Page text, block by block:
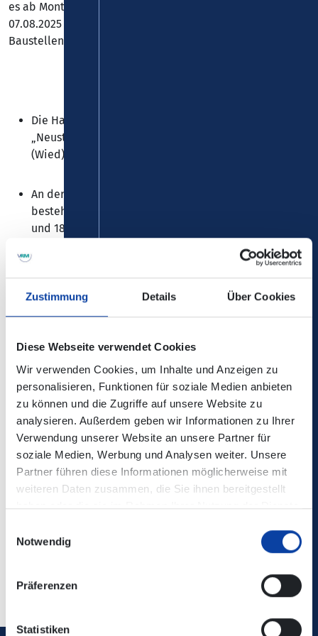
Zustimmung Details Über Cookies
Diese Webseite verwendet Cookies
Wir verwenden Cookies, um Inhalte und Anzeigen zu
personalisieren, Funktionen für soziale Medien anbieten
zu können und die Zugriffe auf unsere Website zu
analysieren. Außerdem geben wir Informationen zu Ihrer
Verwendung unserer Website an unsere Partner für
soziale Medien, Werbung und Analysen weiter. Unsere
Partner führen diese Informationen möglicherweise mit
weiteren Daten zusammen, die Sie ihnen bereitgestellt
haben oder die sie im Rahmen Ihrer Nutzung der Dienste
Notwendig
Präferenzen
Statistiken
es ab Montag, 28.07., bis einschließlich Donnerstag,
07.08.2025 zu Einschränkungen bei der
Baustellenfahrplan (siehe Dateianhang).
Die Haltestellen „Neustadt (Wied), Schulzentrum“,
„Neustadt (Wied), Margarita-Platz“ und „Neustadt
(Wied)-Panau, Wiedtalstraße“ werden bedient.
An der Haltestelle „Vettelschoß, Grundschule“
besteht der Anschluss an den Taxi-Bus der Linien 180
und 181.
Die Änderungen sind nicht in der elektronischen
Kontaktdaten: RSVG - Verkehrslage
Baustellenfahrplan:
Zugehörige Dateien
Linie_179_Baustellenfahrplan_28.07.-07.08.2025.pdf
(82 KB)